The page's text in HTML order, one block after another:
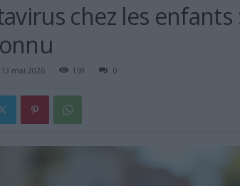
chez les
13 mai 2026 159 0